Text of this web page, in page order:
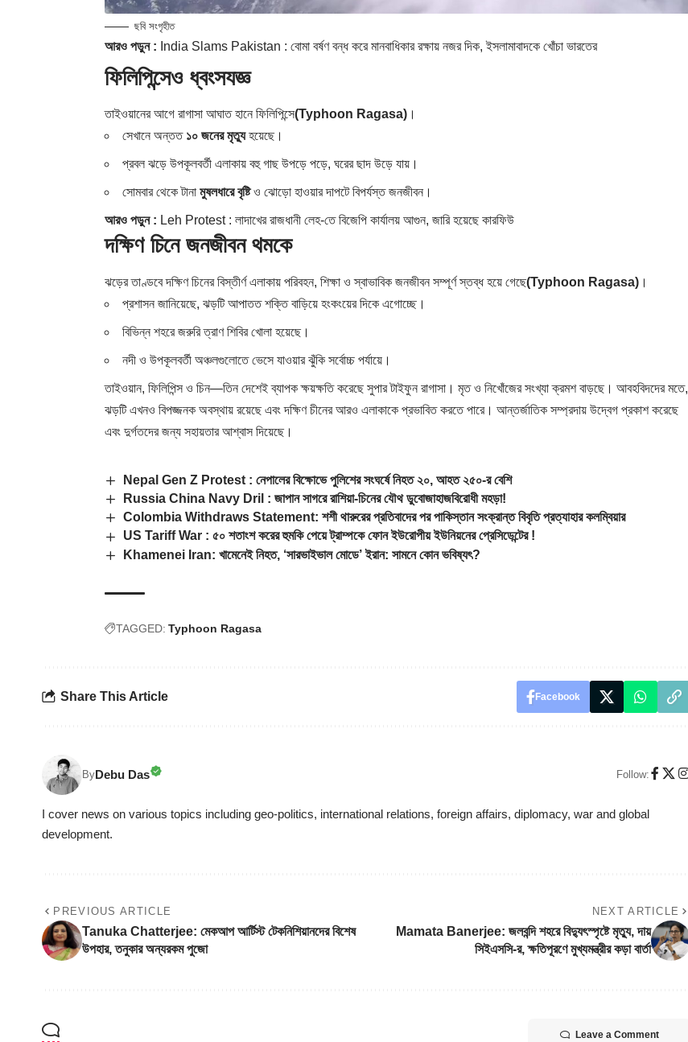
ছবি সংগৃহীত
আরও পড়ুন : India Slams Pakistan : বোমা বর্ষণ বন্ধ করে মানবাধিকার রক্ষায় নজর দিক, ইসলামাবাদকে খোঁচা ভারতের
ফিলিপিন্সেও ধ্বংসযজ্ঞ
তাইওয়ানের আগে রাগাসা আঘাত হানে ফিলিপিন্সে(Typhoon Ragasa) ।
সেখানে অন্তত ১০ জনের মৃত্যুহয়েছে।
প্রবল ঝড়ে উপকূলবর্তী এলাকায় বহু গাছ উপড়ে পড়ে, ঘরের ছাদ উড়ে যায়।
সোমবার থেকে টানা মুষলধারে বৃষ্টিও ঝোড়ো হাওয়ার দাপটে বিপর্যস্ত জনজীবন।
আরও পড়ুন : Leh Protest : লাদাখের রাজধানী লেহ-তে বিজেপি কার্যালয় আগুন, জারি হয়েছে কারফিউ
দক্ষিণ চিনে জনজীবন থমকে
ঝড়ের তাণ্ডবে দক্ষিণ চিনের বিস্তীর্ণ এলাকায় পরিবহন, শিক্ষা ও স্বাভাবিক জনজীবন সম্পূর্ণ স্তব্ধ হয়ে গেছে(Typhoon Ragasa) ।
প্রশাসন জানিয়েছে, ঝড়টি আপাতত শক্তি বাড়িয়ে হংকংয়ের দিকে এগোচ্ছে।
বিভিন্ন শহরে জরুরি ত্রাণ শিবির খোলা হয়েছে।
নদী ও উপকূলবর্তী অঞ্চলগুলোতে ভেসে যাওয়ার ঝুঁকি সর্বোচ্চ পর্যায়ে।
তাইওয়ান, ফিলিপিন্স ও চিন—তিন দেশেই ব্যাপক ক্ষয়ক্ষতি করেছে সুপার টাইফুন রাগাসা। মৃত ও নিখোঁজের সংখ্যা ক্রমশ বাড়ছে। আবহবিদদের মতে,
ঝড়টি এখনও বিপজ্জনক অবস্থায় রয়েছে এবং দক্ষিণ চীনের আরও এলাকাকে প্রভাবিত করতে পারে। আন্তর্জাতিক সম্প্রদায় উদ্বেগ প্রকাশ করেছে
এবং দুর্গতদের জন্য সহায়তার আশ্বাস দিয়েছে।
Nepal Gen Z Protest : নেপালের বিক্ষোভে পুলিশের সংঘর্ষে নিহত ২০, আহত ২৫০-র বেশি
Russia China Navy Dril : জাপান সাগরে রাশিয়া-চিনের যৌথ ডুবোজাহাজবিরোধী মহড়া!
Colombia Withdraws Statement: শশী থারুরের প্রতিবাদের পর পাকিস্তান সংক্রান্ত বিবৃতি প্রত্যাহার কলম্বিয়ার
US Tariff War : ৫০ শতাংশ করের হুমকি পেয়ে ট্রাম্পকে ফোন ইউরোপীয় ইউনিয়নের প্রেসিডেন্টের !
Khamenei Iran: খামেনেই নিহত, ‘সারভাইভাল মোডে’ ইরান: সামনে কোন ভবিষ্যৎ?
TAGGED: Typhoon Ragasa
Share This Article Facebook
ByDebu Das Follow:
I cover news on various topics including geo-politics, international relations, foreign affairs, diplomacy, war and global
development.
PREVIOUS ARTICLE
Tanuka Chatterjee: মেকআপ আর্টিস্ট টেকনিশিয়ানদের বিশেষ
উপহার, তনুকার অন্যরকম পুজো
NEXT ARTICLE
Mamata Banerjee: জলবন্দি শহরে বিদ্যুৎস্পৃষ্টে মৃত্যু, দায়
সিইএসসি-র, ক্ষতিপূরণে মুখ্যমন্ত্রীর কড়া বার্তা
Leave a Comment